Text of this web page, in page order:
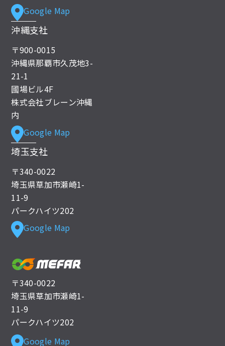
Google Map
沖縄支社
〒900-0015
沖縄県那覇市久茂地3-
21-1
國場ビル4F
株式会社ブレーン沖縄
内
Google Map
埼玉支社
〒340-0022
埼玉県草加市瀬崎1-
11-9
パークハイツ202
Google Map
〒340-0022
埼玉県草加市瀬崎1-
11-9
パークハイツ202
Google Map